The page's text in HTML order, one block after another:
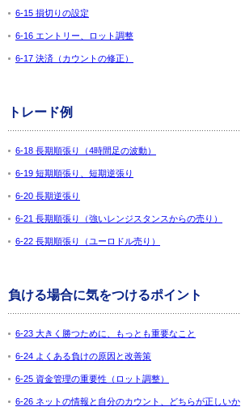
6-15 損切りの設定
6-16 エントリー、ロット調整
6-17 決済（カウントの修正）
トレード例
6-18 長期順張り（4時間足の波動）
6-19 短期順張り、短期逆張り
6-20 長期逆張り
6-21 長期順張り（強いレンジスタンスからの売り）
6-22 長期順張り（ユーロドル売り）
負ける場合に気をつけるポイント
6-23 大きく勝つために、もっとも重要なこと
6-24 よくある負けの原因と改善策
6-25 資金管理の重要性（ロット調整）
6-26 ネットの情報と自分のカウント、どちらが正しいか